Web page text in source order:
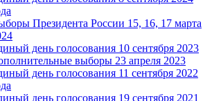
Президента России 15, 16, 17 марта
день голосования 10 сентября 2023
выборы 23 апреля 2023
день голосования 11 сентября 2022
день голосования 19 сентября 2021